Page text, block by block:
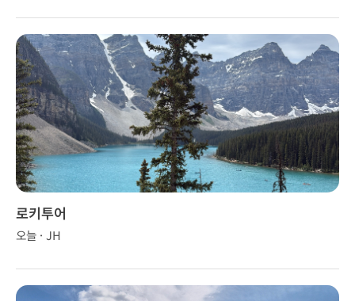
로키투어
오늘 · JH